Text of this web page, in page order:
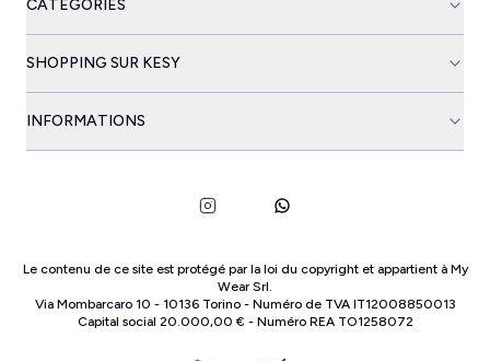
CATÉGORIES
SHOPPING SUR KESY
INFORMATIONS
Le contenu de ce site est protégé par la loi du copyright et appartient à My
Wear Srl.
Via Mombarcaro 10 - 10136 Torino- Numéro de TVA IT12008850013
Capital social 20.000,00 € - Numéro REA TO1258072